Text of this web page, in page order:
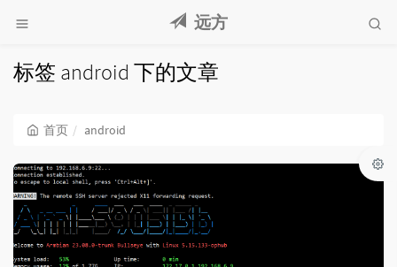
远方
标签 android 下的文章
首页 android